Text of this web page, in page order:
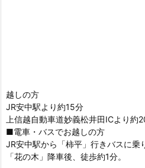
越しの方
JR安中駅より約15分
上信越自動車道妙義松井田ICより約
■電車・バスでお越しの方
JR安中駅から「柿平」行きバスに乗
「花の木」降車後、徒歩約1分。